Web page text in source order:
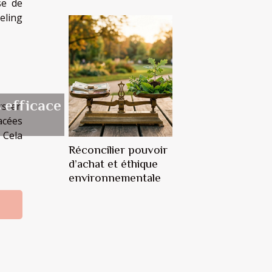
de
en
Réconcilier pouvoir
d’achat et éthique
environnementale
efficace